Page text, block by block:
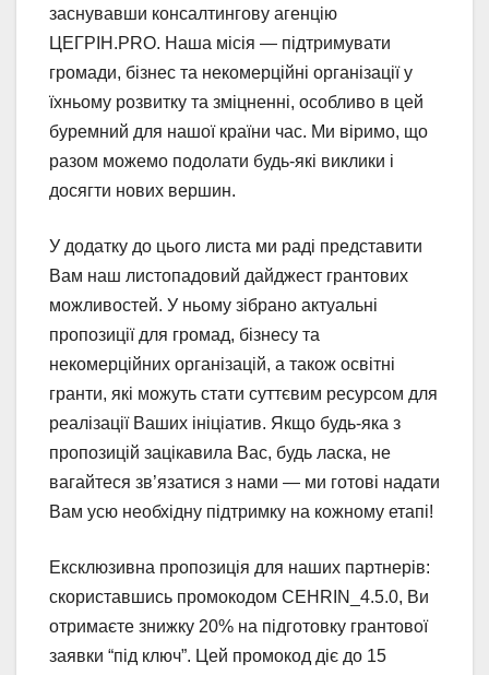
заснувавши консалтингову агенцію
ЦЕГРІН.PRO. Наша місія — підтримувати
громади, бізнес та некомерційні організації у
їхньому розвитку та зміцненні, особливо в цей
буремний для нашої країни час. Ми віримо, що
разом можемо подолати будь-які виклики і
досягти нових вершин.
У додатку до цього листа ми раді представити
Вам наш листопадовий дайджест грантових
можливостей. У ньому зібрано актуальні
пропозиції для громад, бізнесу та
некомерційних організацій, а також освітні
гранти, які можуть стати суттєвим ресурсом для
реалізації Ваших ініціатив. Якщо будь-яка з
пропозицій зацікавила Вас, будь ласка, не
вагайтеся зв’язатися з нами — ми готові надати
Вам усю необхідну підтримку на кожному етапі!
Ексклюзивна пропозиція для наших партнерів:
скориставшись промокодом CEHRIN_4.5.0, Ви
отримаєте знижку 20% на підготовку грантової
заявки “під ключ”. Цей промокод діє до 15